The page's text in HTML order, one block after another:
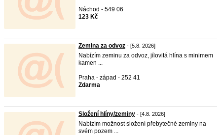
Náchod - 549 06
123 Kč
Zemina za odvoz - [5.8. 2026]
Nabízím zeminu za odvoz, jílovitá hlína s minimem
kamen ...
Praha - západ - 252 41
Zdarma
Složení hlíny/zeminy - [4.8. 2026]
Nabízím možnost složení přebytečné zeminy na
svém pozem ...